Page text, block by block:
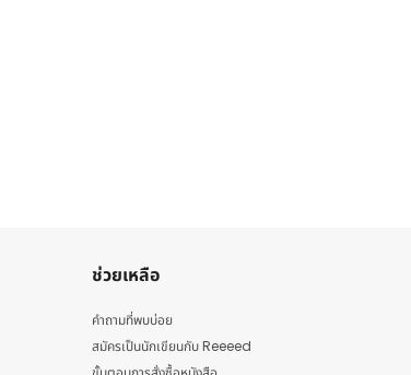
ช่วยเหลือ
คำถามที่พบบ่อย
สมัครเป็นนักเขียนกับ Reeeed